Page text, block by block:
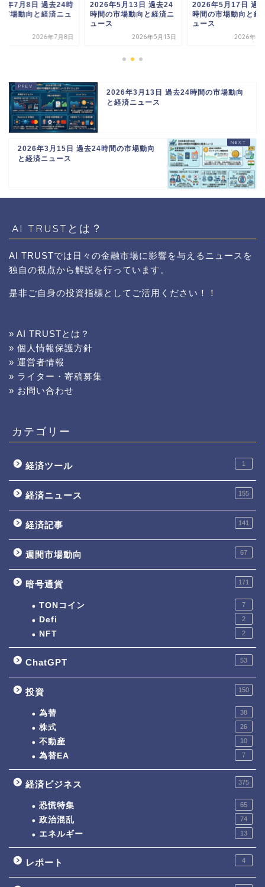
年7月8日 過去24時
市場動向と経済ニュ
2026年7月8日
2026年5月13日 過去24
時間の市場動向と経済ニ
ュース
2026年5月13日
2026年5月17日 過
時間の市場動向と経
ュース
2026年5
2026年3月13日 過去24時間の市場動向
と経済ニュース
2026年3月15日 過去24時間の市場動向
と経済ニュース
AI TRUSTとは？
AI TRUSTでは日々の金融市場に影響を与えるニュースを
独自の視点から解説を行っています。
是非ご自身の投資指標としてご活用ください！！
» AI TRUSTとは？
» 個人情報保護方針
» 運営者情報
» ライター・寄稿募集
» お問い合わせ
カテゴリー
経済ツール 1
経済ニュース 155
経済記事 141
週間市場動向 67
暗号通貨 171
TONコイン 7
Defi 2
NFT 2
ChatGPT 53
投資 150
為替 38
株式 26
不動産 10
為替EA 7
経済ビジネス 375
恐慌特集 65
政治混乱 74
エネルギー 13
レポート 4